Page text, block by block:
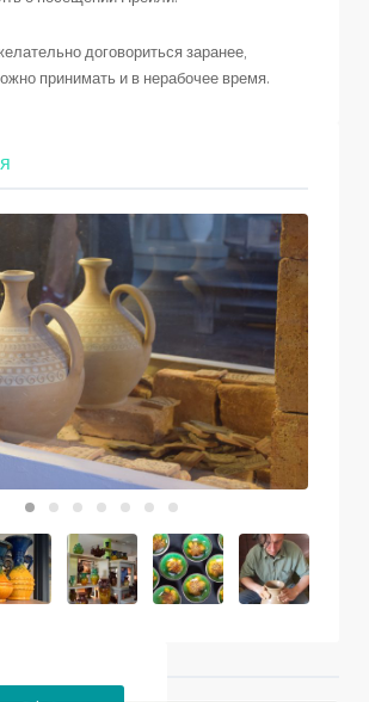
договориться заранее,
принимать и в нерабочее время.